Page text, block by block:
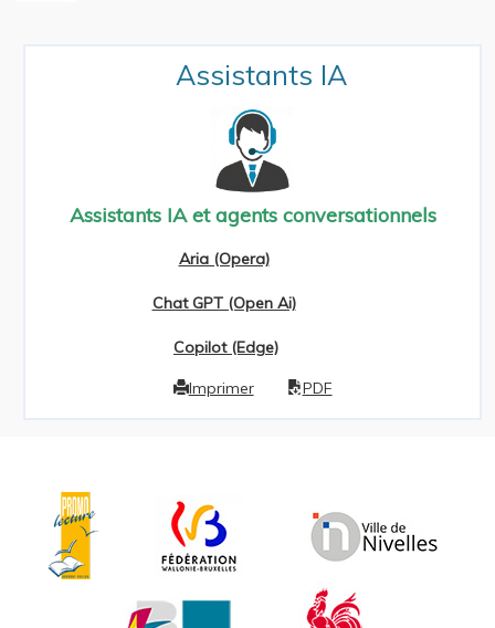
Assistants IA
Assistants IA et agents conversationnels
Aria (Opera)
Chat GPT (Open Ai)
Copilot (Edge)
Imprimer PDF